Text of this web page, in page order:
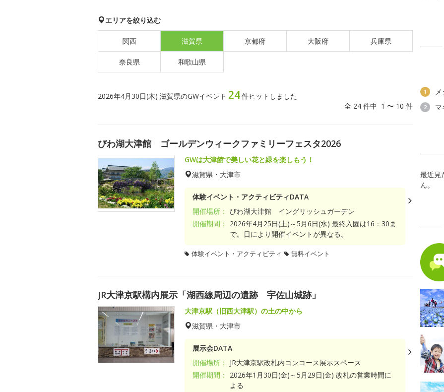
エリアを絞り込む
関西 滋賀県 京都府 大阪府 兵庫県
奈良県 和歌山県
2026年4月30日(木) 滋賀県のGWイベント 24件ヒットしました
全 24 件中 1 〜 10 件
びわ湖大津館 ゴールデンウィークファミリーフェスタ2026
GWは大津館で美しい花と緑を楽しもう！
滋賀県・大津市
体験イベント・アクティビティDATA
開催場所： びわ湖大津館 イングリッシュガーデン
開催期間：
2026年4月25日(土)～5月6日(水) 最終入園は16：30ま
で。日により開催イベントが異なる。
体験イベント・アクティビティ 無料イベント
JR大津京駅構内展示「湖西線周辺の遺跡 宇佐山城跡」
大津京駅（旧西大津駅）の土の中から
滋賀県・大津市
展示会DATA
開催場所：
JR大津京駅改札内コンコース展示スペース
開催期間：
2026年1月30日(金)～5月29日(金) 改札の営業時間に
よる
1
2
最近見
ん。